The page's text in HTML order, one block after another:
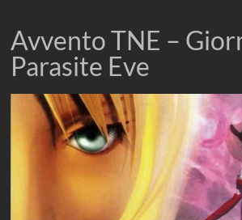
Avvento TNE –
Parasite Eve